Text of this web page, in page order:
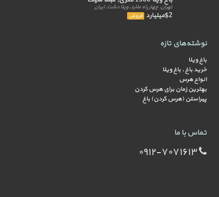
تهران, چهار راه ملارد, ویلا دشت, ایران
$2میلیارد فروش
نوشته‌های تازه
باغ ویلا
خرید باغ , باغ ویلا
انواع هرس
بهترین زمان برای هرس کردن
پیراستن (هرس کردن) باغ
تماس با ما